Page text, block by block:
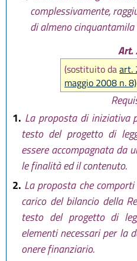
complessivamente,
di almeno
Art.
(sostituito daart.
maggio 2008 n. 8)
1. La proposta di iniziativa
testo del progetto di
essere accompagnata da
le finalità ed il contenuto.
2. La proposta che
carico del bilancio della
testo del progetto di
elementi necessari per la
onere finanziario.